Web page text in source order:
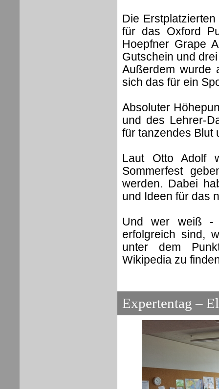
Die
für das Oxford
Hoepfner Grape
Gutschein und
Außerdem wurde
sich das für ein
Absoluter
und des Lehrer-
für tanzendes Blut
Laut Otto Adolf
Sommerfest
werden. Dabei
und Ideen für das
Und wer weiß -
erfolgreich sind,
unter dem
Wikipedia zu
Expertentag –